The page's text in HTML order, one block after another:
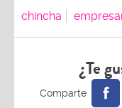
chincha
¿Te